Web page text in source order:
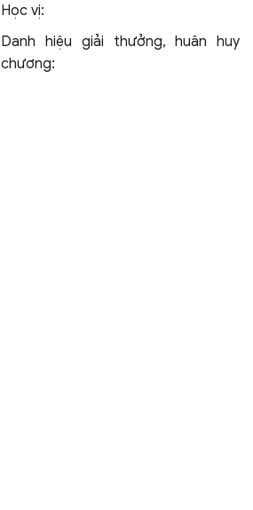
Học vị:
Danh hiệu giải thưởng, huân huy
chương: